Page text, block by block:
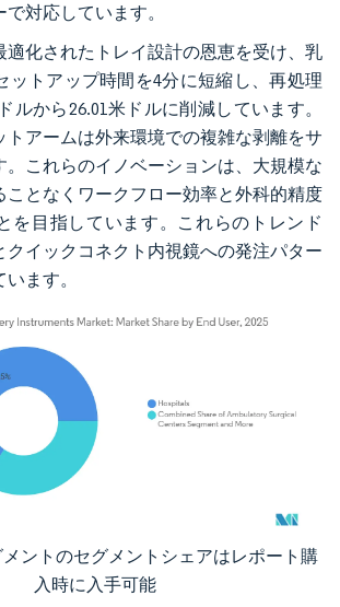
対応しています。
適化されたトレイ設計の恩恵を受け、乳
ットアップ時間を4分に短縮し、再処理
ルから26.01米ドルに削減しています。
トアームは外来環境での複雑な剥離をサ
。これらのイノベーションは、大規模な
ことなくワークフロー効率と外科的精度
を目指しています。これらのトレンド
クイックコネクト内視鏡への発注パター
ます。
。再利用にはCC BY 4.0の表示が必要です。
ントのセグメントシェアはレポート購
入時に入手可能